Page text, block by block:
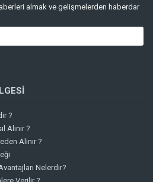
almak ve gelişmelerden haberdar
?
Alınır ?
Alınır ?
Nelerdir?